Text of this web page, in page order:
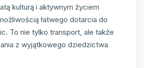
kulturą i aktywnym życiem
łatwego dotarcia do
To nie tylko transport, ale także
z wyjątkowego dziedzictwa